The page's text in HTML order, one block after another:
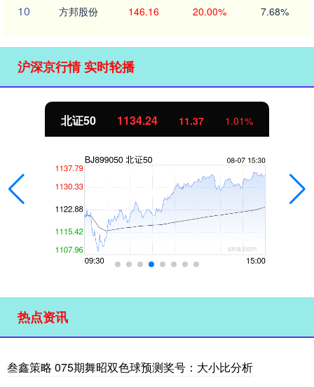
10 方邦股份 146.16 20.00% 7.68%
沪深京行情 实时轮播
北证50 1134.24 11.37 1.01%
热点资讯
叁鑫策略 075期舞昭双色球预测奖号：大小比分析